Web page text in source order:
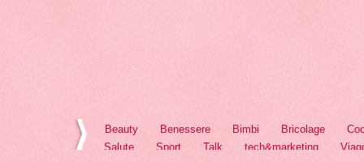
Beauty Benessere Bimbi Bricolage
Salute
Sport Talk tech&marketing